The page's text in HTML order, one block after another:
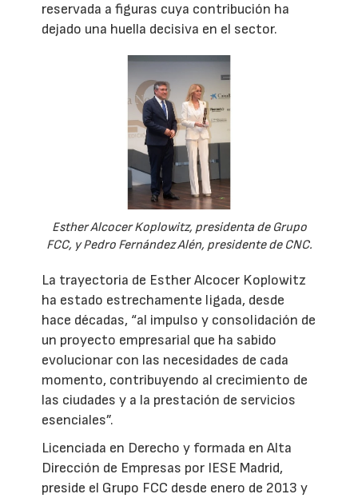
reservada a figuras cuya contribución ha
dejado una huella decisiva en el sector.
Esther Alcocer Koplowitz, presidenta de Grupo
FCC, y Pedro Fernández Alén, presidente de CNC.
La trayectoria de Esther Alcocer Koplowitz
ha estado estrechamente ligada, desde
hace décadas, “al impulso y consolidación de
un proyecto empresarial que ha sabido
evolucionar con las necesidades de cada
momento, contribuyendo al crecimiento de
las ciudades y a la prestación de servicios
esenciales”.
Licenciada en Derecho y formada en Alta
Dirección de Empresas por IESE Madrid,
preside el Grupo FCC desde enero de 2013 y